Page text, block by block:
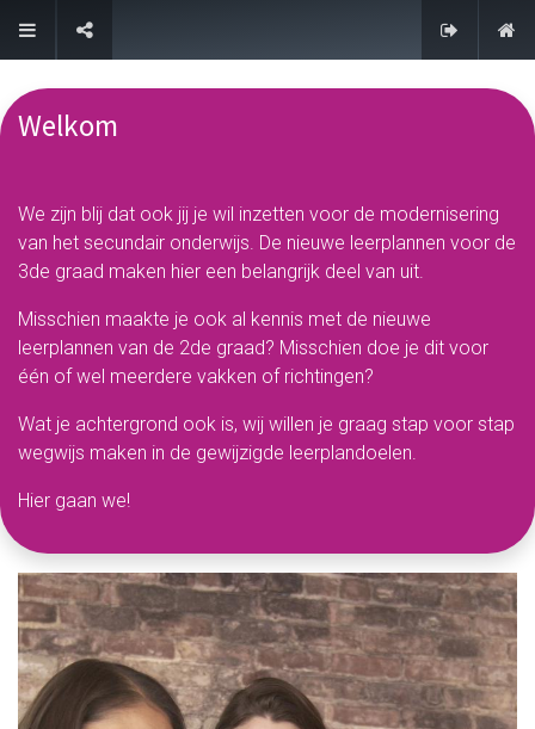
Welkom
We zijn blij dat ook jij je wil inzetten voor de modernisering
van het secundair onderwijs. De nieuwe leerplannen voor de
3de graad maken hier een belangrijk deel van uit.
Misschien maakte je ook al kennis met de nieuwe
leerplannen van de 2de graad? Misschien doe je dit voor
één of wel meerdere vakken of richtingen?
Wat je achtergrond ook is, wij willen je graag stap voor stap
wegwijs maken in de gewijzigde leerplandoelen.
Hier gaan we!
leeromgeving@katholiekonderwijs.vlaanderen